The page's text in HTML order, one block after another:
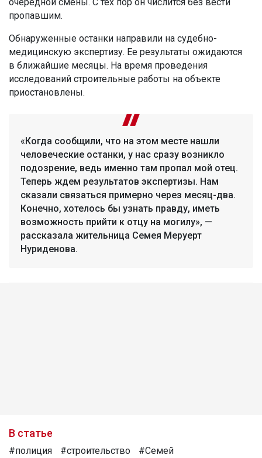
пропавшим.
Обнаруженные останки направили на судебно-
медицинскую экспертизу. Ее результаты ожидаются
в ближайшие месяцы. На время проведения
исследований строительные работы на объекте
приостановлены.
«Когда сообщили, что на этом месте нашли
человеческие останки, у нас сразу возникло
подозрение, ведь именно там пропал мой отец.
Теперь ждем результатов экспертизы. Нам
сказали связаться примерно через месяц-два.
Конечно, хотелось бы узнать правду, иметь
возможность прийти к отцу на могилу», —
рассказала жительница Семея Меруерт
Нуриденова.
В статье
#полиция #строительство
#Семей